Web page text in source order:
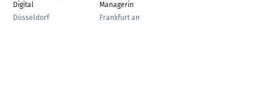
Digital
Düsseldorf
Managerin
Frankfurt am Main